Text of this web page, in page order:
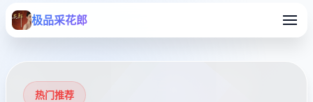
极品采花郎
热门推荐